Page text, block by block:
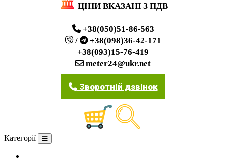
ЦІНИ ВКАЗАНІ З ПДВ
+38(050)51-86-563
/
+38(098)36-42-171
+38(093)15-76-419
meter24@ukr.net
Зворотній дзвінок
Категорії